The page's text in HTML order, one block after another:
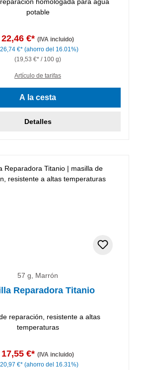
potable
22,46 €* (IVA incluido)
26,74 €* (ahorro del 16.01%)
(19,53 €* / 100 g)
Artículo de tarifas
A la cesta
Detalles
57 g, Marrón
Reparadora Titanio
reparación, resistente a altas
temperaturas
17,55 €* (IVA incluido)
20,97 €* (ahorro del 16.31%)